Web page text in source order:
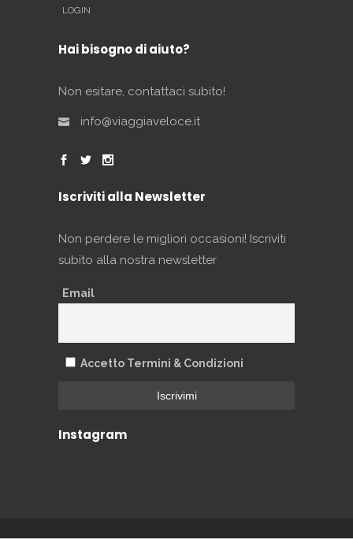
LOGIN
Hai bisogno di aiuto?
Non esitare, contattaci subito!
info@viaggiaveloce.it
Iscriviti alla Newsletter
Non perdere le migliori occasioni! Iscriviti
subito alla nostra newsletter
Email
Accetto Termini & Condizioni
Instagram